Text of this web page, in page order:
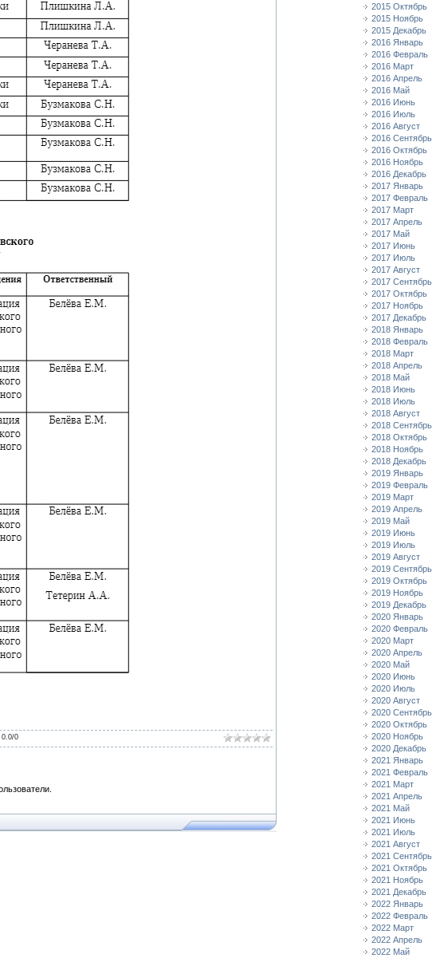
0.0/0
2015 Октябрь
2015 Ноябрь
2015 Декабрь
2016 Январь
2016 Февраль
2016 Март
2016 Апрель
2016 Май
2016 Июнь
2016 Июль
2016 Август
2016 Сентябрь
2016 Октябрь
2016 Ноябрь
2016 Декабрь
2017 Январь
2017 Февраль
2017 Март
2017 Апрель
2017 Май
2017 Июнь
2017 Июль
2017 Август
2017 Сентябрь
2017 Октябрь
2017 Ноябрь
2017 Декабрь
2018 Январь
2018 Февраль
2018 Март
2018 Апрель
2018 Май
2018 Июнь
2018 Июль
2018 Август
2018 Сентябрь
2018 Октябрь
2018 Ноябрь
2018 Декабрь
2019 Январь
2019 Февраль
2019 Март
2019 Апрель
2019 Май
2019 Июнь
2019 Июль
2019 Август
2019 Сентябрь
2019 Октябрь
2019 Ноябрь
2019 Декабрь
2020 Январь
2020 Февраль
2020 Март
2020 Апрель
2020 Май
2020 Июнь
2020 Июль
2020 Август
2020 Сентябрь
2020 Октябрь
2020 Ноябрь
2020 Декабрь
2021 Январь
2021 Февраль
2021 Март
2021 Апрель
2021 Май
2021 Июнь
2021 Июль
2021 Август
2021 Сентябрь
2021 Октябрь
2021 Ноябрь
2021 Декабрь
2022 Январь
2022 Февраль
2022 Март
2022 Апрель
2022 Май